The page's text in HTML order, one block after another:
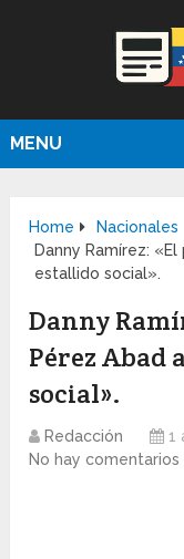
MENU
Home
Nacionales
Danny Ramírez:
estallido social».
Danny
Pérez Abad
social».
Redacción 1
No hay comentarios